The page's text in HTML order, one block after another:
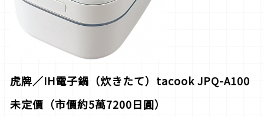
虎牌／IH電子鍋（炊きたて） tacook JPQ-A100
未定價（市價約5萬7200日圓）